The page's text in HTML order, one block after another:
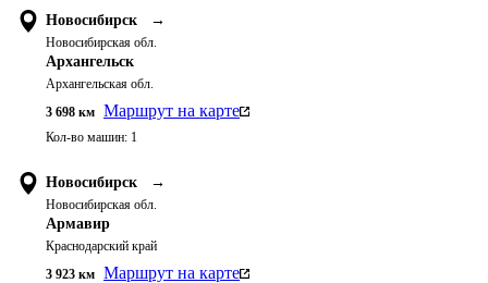
Новосибирск →
Новосибирская обл.
Архангельск
Архангельская обл.
3 698 км Маршрут на карте
Кол-во машин: 1
Новосибирск →
Новосибирская обл.
Армавир
Краснодарский край
3 923 км Маршрут на карте